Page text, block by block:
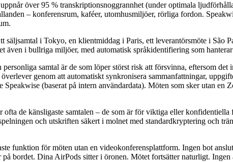
över 95 % transkriptionsnoggrannhet (under optimala
– konferensrum, kaféer, utomhusmiljöer, rörliga fordon.
säljsamtal i Tokyo, en klientmiddag i Paris, ett leverantörsmöte i São
även i bullriga miljöer, med automatisk språkidentifiering som
samtal är de som löper störst risk att försvinna, eftersom
genom att automatiskt synkronisera sammanfattningar,
(baserat på intern användardata). Möten som sker utan
ofta de känsligaste samtalen – de som är för viktiga eller
och utskriften säkert i molnet med standardkryptering och
funktion för möten utan en videokonferensplattform. Ingen bot
bordet. Dina AirPods sitter i öronen. Mötet fortsätter naturligt. Ingen